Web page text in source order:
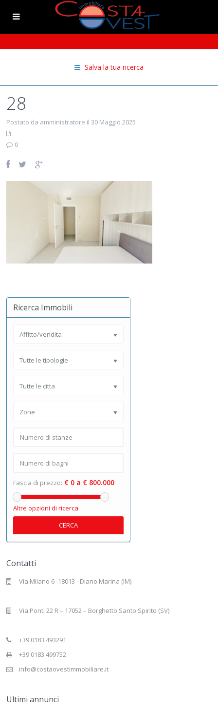
Salva la tua ricerca
28
Postato da amministratore il 30 Maggio 2025
0
Ricerca Immobili
Affitto/vendita
Tutte le tipologie
Tutte le citta
Zone
Fascia di prezzo: € 0 a € 800.000
Altre opzioni di ricerca
CERCA
Contatti
Via Milano 6 -18013 - Diano Marina (IM)
Via Ponti 22 R – 17052 – Borghetto Santo Spirito (SV)
+39 0183.493291
+39 0183.499752
info@costaovestimmobiliare.it
Ultimi annunci